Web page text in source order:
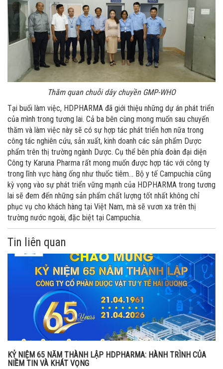
Thăm quan chuỗi dây chuyền GMP-WHO
Tại buổi làm việc, HDPHARMA đã giới thiệu những dự án phát triển
của mình trong tương lai. Cả ba bên cùng mong muốn sau chuyến
thăm và làm việc này sẽ có sự hợp tác phát triển hơn nữa trong
công tác nghiên cứu, sản xuất, kinh doanh các sản phẩm Dược
phẩm trên thị trường ngành Dược. Cụ thể bên phía đoàn đại diện
Công ty Karuna Pharma rất mong muốn được hợp tác với công ty
trong lĩnh vực hàng ống như thuốc tiêm… Bộ y tế Campuchia cũng
kỳ vọng vào sự phát triển vững mạnh của HDPHARMA trong tương
lai sẽ đem đến những sản phẩm chất lượng tốt nhất không chỉ
phục vụ cho khách hàng tại Việt Nam, mà sẽ vươn xa trên thị
trường nước ngoài, đặc biệt tại Campuchia.
Tin liên quan
KỶ NIỆM 65 NĂM THÀNH LẬP HDPHARMA: HÀNH TRÌNH CỦA
NIỀM TIN VÀ KHÁT VỌNG